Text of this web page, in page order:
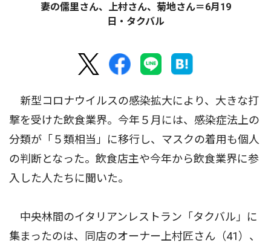
妻の儒里さん、上村さん、菊地さん＝6月19
日・タクバル
新型コロナウイルスの感染拡大により、大きな打
撃を受けた飲食業界。今年５月には、感染症法上の
分類が「５類相当」に移行し、マスクの着用も個人
の判断となった。飲食店主や今年から飲食業界に参
入した人たちに聞いた。
中央林間のイタリアンレストラン「タクバル」に
集まったのは、同店のオーナー上村匠さん（41）、